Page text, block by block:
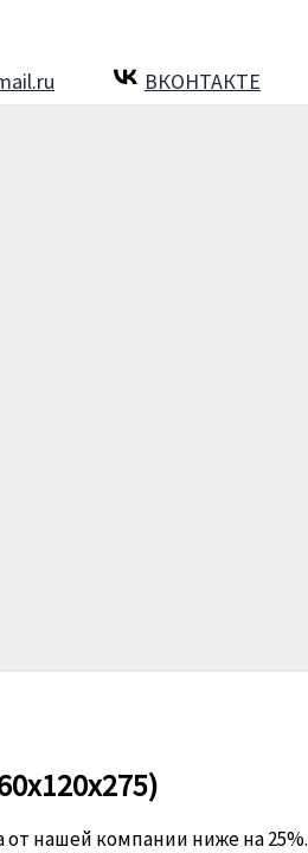
ВКОНТАКТЕ
от нашей компании ниже на 25%.